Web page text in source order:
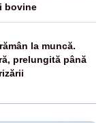
bovine
la muncă.
prelungită până